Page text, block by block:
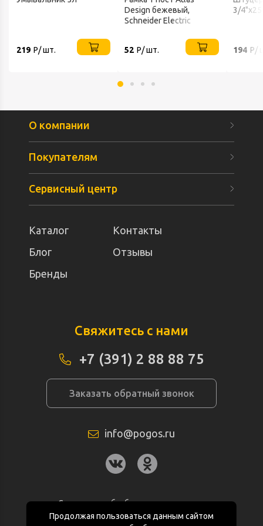
219 Р/ шт.
Design бежевый,
Schneider Electric
52 Р/ шт.
3/
194 Р/
Продолжая пользоваться данным сайтом
О компании
Покупателям
Сервисный центр
Каталог
Контакты
Блог
Отзывы
Бренды
Свяжитесь с нами
+7 (391) 2 88 88 75
Заказать обратный звонок
info@pogos.ru
Согласие на обработку персональных
данных